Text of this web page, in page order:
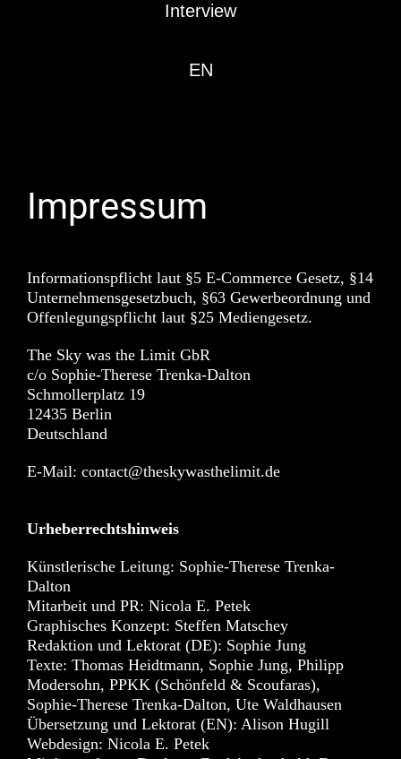
Interview
EN
Impressum
Informationspflicht laut §5 E-Commerce Gesetz, §14
Unternehmensgesetzbuch, §63 Gewerbeordnung und
Offenlegungspflicht laut §25 Mediengesetz.
The Sky was the Limit GbR
c/o Sophie-Therese Trenka-Dalton
Schmollerplatz 19
12435 Berlin
Deutschland
E-Mail: contact@theskywasthelimit.de
Urheberrechtshinweis
Künstlerische Leitung: Sophie-Therese Trenka-
Dalton
Mitarbeit und PR: Nicola E. Petek
Graphisches Konzept: Steffen Matschey
Redaktion und Lektorat (DE): Sophie Jung
Texte: Thomas Heidtmann, Sophie Jung, Philipp
Modersohn, PPKK (Schönfeld & Scoufaras),
Sophie-Therese Trenka-Dalton, Ute Waldhausen
Übersetzung und Lektorat (EN): Alison Hugill
Webdesign: Nicola E. Petek